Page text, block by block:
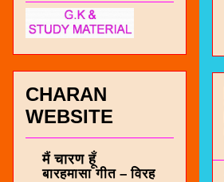
CHARAN
WEBSITE
मैं चारण हूँ
बारहमासा गीत – विरह